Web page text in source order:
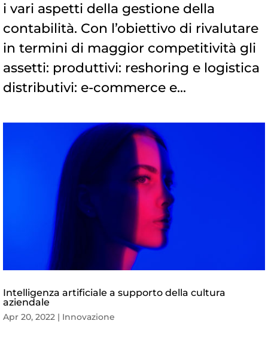
i vari aspetti della gestione della
contabilità. Con l’obiettivo di rivalutare
in termini di maggior competitività gli
assetti: produttivi: reshoring e logistica
distributivi: e-commerce e...
Intelligenza artificiale a supporto della cultura
aziendale
Apr 20, 2022 | Innovazione